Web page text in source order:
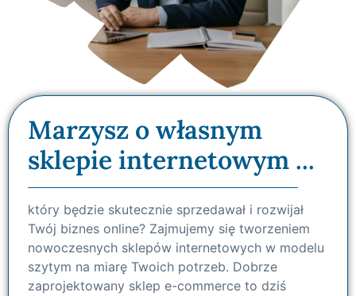
Marzysz o własnym
sklepie internetowym ...
który będzie skutecznie sprzedawał i rozwijał
Twój biznes online? Zajmujemy się tworzeniem
nowoczesnych sklepów internetowych w modelu
szytym na miarę Twoich potrzeb. Dobrze
zaprojektowany sklep e-commerce to dziś